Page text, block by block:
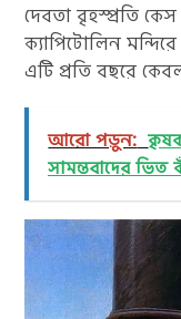
দেবতা বৃহস্প্রতি
ক্যাপিটোলিন
এটি প্রতি বছরে
আরো পড়ুন:
সামন্তবাদের ভিত